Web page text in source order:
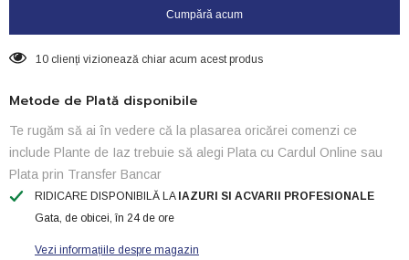
04
04
Cumpără acum
10 clienți vizionează chiar acum acest produs
Metode de Plată disponibile
Te rugăm să ai în vedere că la plasarea oricărei comenzi ce
include Plante de Iaz trebuie să alegi Plata cu Cardul Online sau
Plata prin Transfer Bancar
RIDICARE DISPONIBILĂ LA IAZURI SI ACVARII PROFESIONALE
Gata, de obicei, în 24 de ore
Vezi informațiile despre magazin